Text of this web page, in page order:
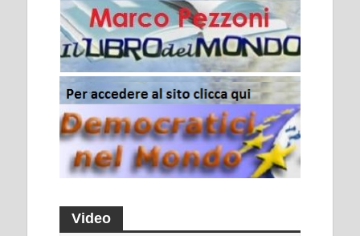
Video